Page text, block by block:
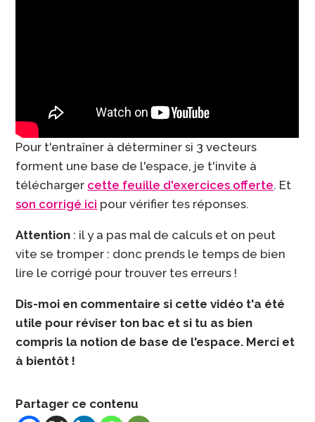
Pour t'entraîner à déterminer si 3 vecteurs
forment une base de l'espace, je t'invite à
télécharger cette feuille d'exercices offerte. Et
son corrigé ici pour vérifier tes réponses.
Attention : il y a pas mal de calculs et on peut
vite se tromper : donc prends le temps de bien
lire le corrigé pour trouver tes erreurs !
Dis-moi en commentaire si cette vidéo t'a été
utile pour réviser ton bac et si tu as bien
compris la notion de base de l'espace. Merci et
à bientôt !
Partager ce contenu